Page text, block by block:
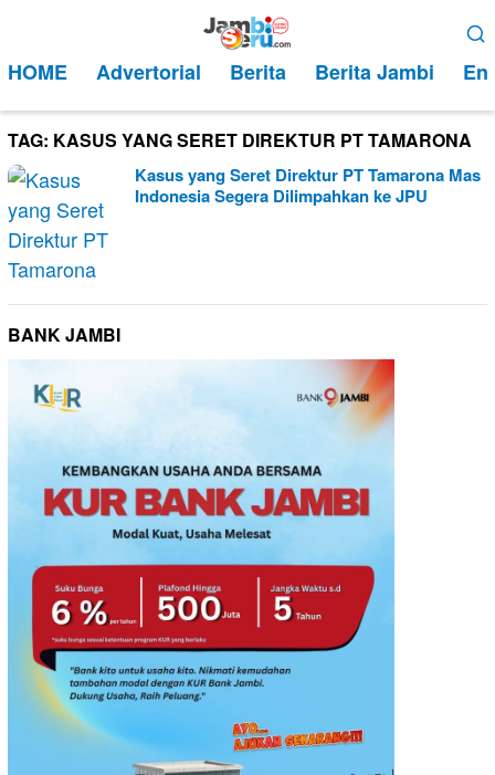
kontenMobile
HOME Advertorial Berita Berita Jambi
TAG: KASUS YANG SERET DIREKTUR PT TAMARONA
Kasus yang Seret Direktur PT Tamarona Mas
Indonesia Segera Dilimpahkan ke JPU
BANK JAMBI